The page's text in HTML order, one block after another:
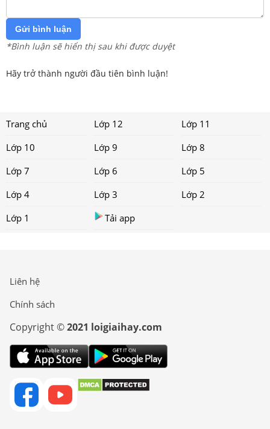
Gửi bình luận
*Bình luận sẽ hiển thị sau khi được duyệt
Hãy trở thành người đầu tiên bình luận!
Trang chủ Lớp 12
Lớp 11
Lớp 10
Lớp 9
Lớp 8
Lớp 7
Lớp 6
Lớp 5
Lớp 4
Lớp 3
Lớp 2
Lớp 1
Tải app
Liên hệ
Chính sách
Copyright ©2021 loigiaihay.com